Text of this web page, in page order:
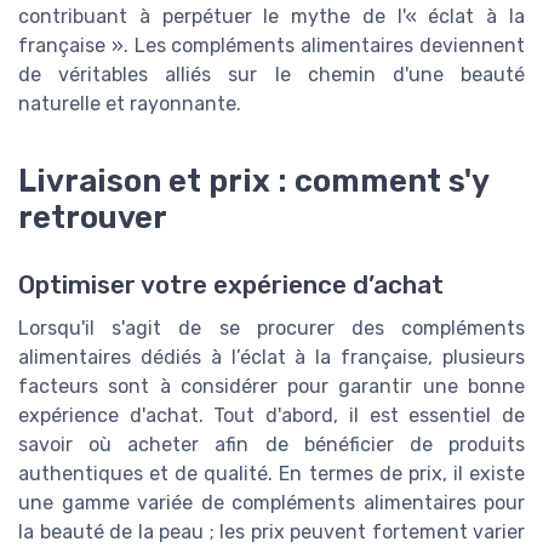
contribuant à perpétuer le mythe de l'« éclat à la
française ». Les compléments alimentaires deviennent
de véritables alliés sur le chemin d'une beauté
naturelle et rayonnante.
Livraison et prix : comment s'y
retrouver
Optimiser votre expérience d’achat
Lorsqu'il s'agit de se procurer des compléments
alimentaires dédiés à l’éclat à la française, plusieurs
facteurs sont à considérer pour garantir une bonne
expérience d'achat. Tout d'abord, il est essentiel de
savoir où acheter afin de bénéficier de produits
authentiques et de qualité. En termes de prix, il existe
une gamme variée de compléments alimentaires pour
la beauté de la peau ; les prix peuvent fortement varier